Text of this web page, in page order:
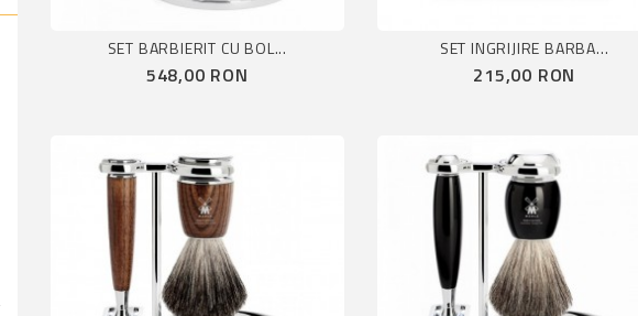
SET BARBIERIT CU BOL...
Pret
548,00 RON
SET INGRIJIRE BARBA...
Pret
215,00 RON